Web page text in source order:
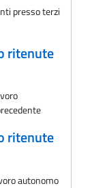
presso terzi
ritenute
ritenute
autonomo